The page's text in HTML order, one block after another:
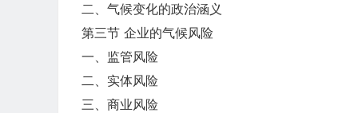
二、气候变化的政治涵义
第三节 企业的气候风险
一、监管风险
二、实体风险
三、商业风险